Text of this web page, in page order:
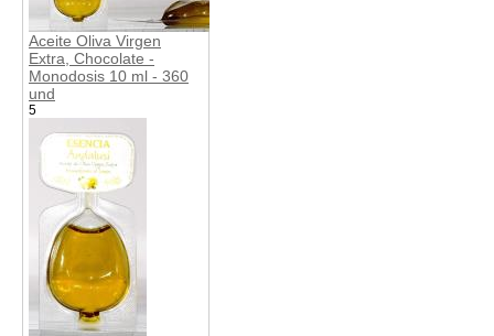
Aceite Oliva Virgen
Extra, Chocolate -
Monodosis 10 ml - 360
und
5